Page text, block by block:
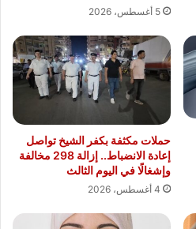
5 أغسطس، 2026
حملات مكثفة بكفر الشيخ تواصل
إعادة الانضباط.. إزالة 298 مخالفة
وإشغالًا في اليوم الثالث
4 أغسطس، 2026